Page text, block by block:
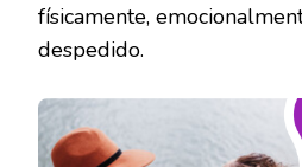
físicamente,
despedido.